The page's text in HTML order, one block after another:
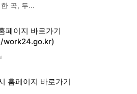
한 곡, 두…
페이지 바로가기
홈페이지 바로가기